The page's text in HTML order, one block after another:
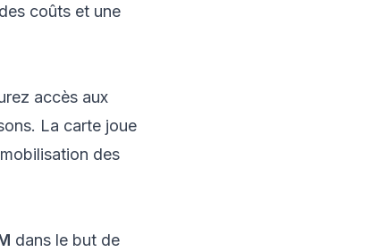
coûts et une
accès aux
La carte joue
des
dans le but de